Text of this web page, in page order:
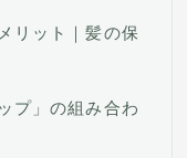
リット｜髪の保
プ」の組み合わ